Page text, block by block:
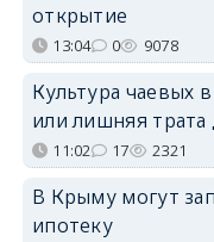
открытие
13:04 0 9078
Культура чаевых
или лишняя трата
11:02 17 2321
В Крыму могут
ипотеку